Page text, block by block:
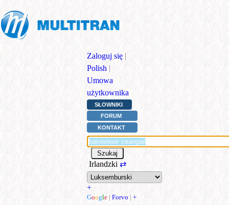
Zaloguj się |
Polish |
Umowa
użytkownika
SŁOWNIKI
FORUM
KONTAKT
Irlandzki ⇄
+
Google | Forvo | +